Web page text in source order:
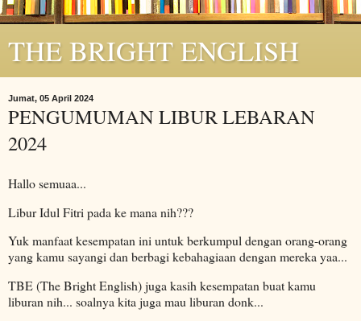
THE BRIGHT ENGLISH
Jumat, 05 April 2024
PENGUMUMAN LIBUR LEBARAN
2024
Hallo semuaa...
Libur Idul Fitri pada ke mana nih???
Yuk manfaat kesempatan ini untuk berkumpul dengan orang-orang
yang kamu sayangi dan berbagi kebahagiaan dengan mereka yaa...
TBE (The Bright English) juga kasih kesempatan buat kamu
liburan nih... soalnya kita juga mau liburan donk...